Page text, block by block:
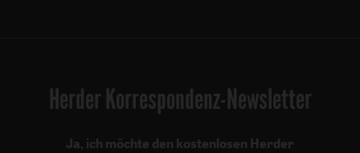
Herder Korrespondenz-Newsletter
Ja, ich möchte den kostenlosen Herder